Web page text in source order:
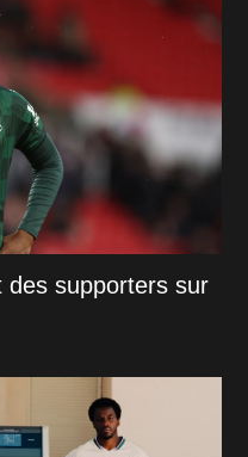
des supporters sur